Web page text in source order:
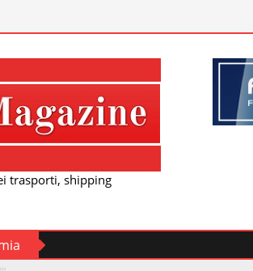
trasporti, shipping